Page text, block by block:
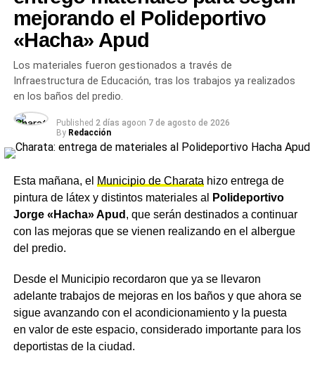
Tres días de actividades hasta
el domingo
Rach invitó a los vecinos y visitantes a sumarse a la
muestra durante lo que resta del fin de semana. «¡Los
invitamos a disfrutar de
Agronea
2026! Hasta el domingo
los esperamos para vivir una experiencia única, conocer
las últimas novedades del sector, compartir las
gastronomía y espectáculos para toda la familia», señaló
el intendente, quien cerró su mensaje con una
convocatoria a sostener el impulso productivo de la
región: «Sigamos impulsando juntos el crecimiento y
el desarrollo de nuestra región».
TEMAS RELACIONADOS AGRONEA 2026
LEANDRO ZDERO
RUBÉN RACH SILVANA SCHNEIDER
ACTUALIDAD
El Municipio avanza con un plan de 100 cuadras
de enripiado en Charata
mejorando el Polideportivo
«Hacha» Apud
Los materiales fueron gestionados a través de
Infraestructura de Educación, tras los trabajos ya realizados
en los baños del predio.
Published 2 días agoon 7 de agosto de 2026
By Redacción
Esta mañana, el Municipio de Charata hizo entrega de
pintura de látex y distintos materiales al
Polideportivo
Jorge «Hacha» Apud , que serán destinados a continuar
con las mejoras que se vienen realizando en el albergue
del predio.
Desde el Municipio recordaron que ya se llevaron
adelante trabajos de mejoras en los baños y que ahora se
sigue avanzando con el acondicionamiento y la puesta
en valor de este espacio, considerado importante para los
deportistas de la ciudad.